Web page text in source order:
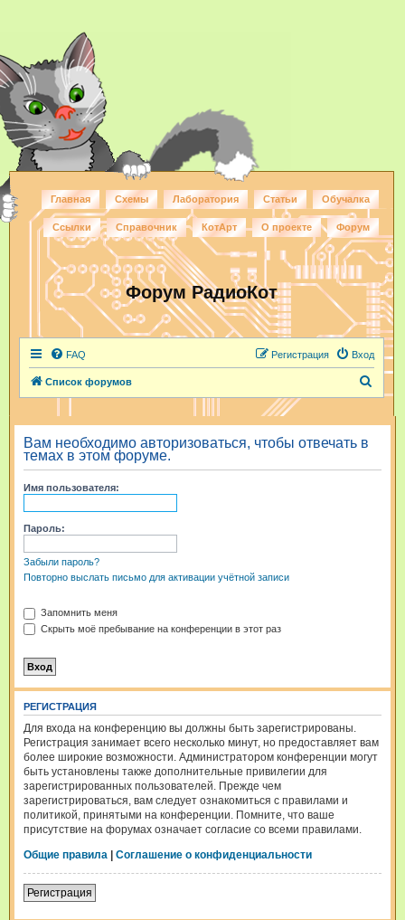
Главная Схемы Лаборатория Статьи Обучалка
Ссылки Справочник КотАрт О проекте Форум
Форум РадиоКот
FAQ Вход
Регистрация
Список форумов
и
к
Вам необходимо авторизоваться, чтобы отвечать в
темах в этом форуме.
Имя пользователя:
Пароль:
Забыли пароль?
Повторно выслать письмо для активации учётной записи
Запомнить меня
Скрыть моё пребывание на конференции в этот раз
РЕГИСТРАЦИЯ
Для входа на конференцию вы должны быть зарегистрированы.
Регистрация занимает всего несколько минут, но предоставляет вам
более широкие возможности. Администратором конференции могут
быть установлены также дополнительные привилегии для
зарегистрированных пользователей. Прежде чем
зарегистрироваться, вам следует ознакомиться с правилами и
политикой, принятыми на конференции. Помните, что ваше
присутствие на форумах означает согласие со всеми правилами.
Общие правила | Соглашение о конфиденциальности
Регистрация